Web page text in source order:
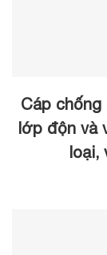
Cáp chống
lớp độn và
loại,